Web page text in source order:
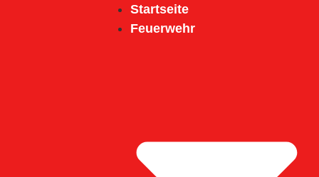
Startseite
Feuerwehr